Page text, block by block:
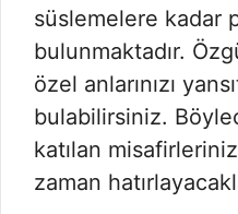
süslemelere kadar
bulunmaktadır.
özel anlarınızı
bulabilirsiniz.
katılan
zaman